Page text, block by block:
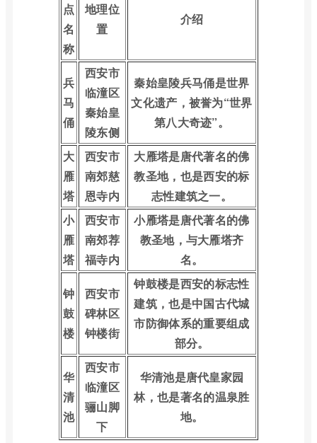
点
名
称
地理位
置
介绍
兵
马
俑
西安市
临潼区
秦始皇
陵东侧
秦始皇陵兵马俑是世界
文化遗产，被誉为“世界
第八大奇迹”。
大
雁
塔
西安市
南郊慈
恩寺内
大雁塔是唐代著名的佛
教圣地，也是西安的标
志性建筑之一。
小
雁
塔
西安市
南郊荐
福寺内
小雁塔是唐代著名的佛
教圣地，与大雁塔齐
名。
钟
鼓
楼
西安市
碑林区
钟楼街
钟鼓楼是西安的标志性
建筑，也是中国古代城
市防御体系的重要组成
部分。
华
清
池
西安市
临潼区
骊山脚
下
华清池是唐代皇家园
林，也是著名的温泉胜
地。